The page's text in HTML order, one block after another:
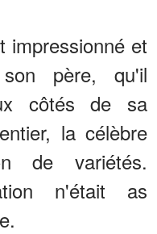
impressionné et
père, qu'il
côtés de sa
la célèbre
de variétés.
n'était as